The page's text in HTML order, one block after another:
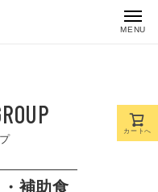
MENU
補助食
カートへ